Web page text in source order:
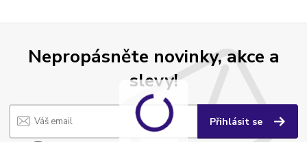
Nepropásněte novinky, akce a
slevy!
Přihlásit se